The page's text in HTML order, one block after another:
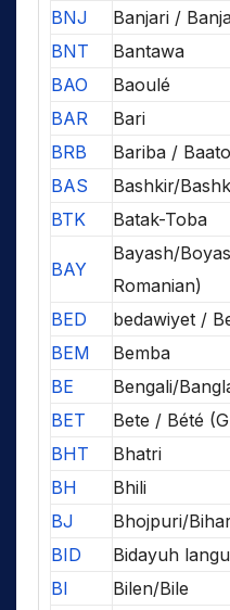
BNJ
Banjari /
BNT
Bantawa
BAO
Baoulé
BAR
Bari
BRB
Bariba /
BAS
Bashkir/
BTK
Batak-Toba
BAY
Bayash/
Romanian)
BED
bedawiyet /
BEM
Bemba
BE
Bengali/
BET
Bete / Bété
BHT
Bhatri
BH
Bhili
BJ
Bhojpuri/
BID
Bidayuh
BI
Bilen/Bile